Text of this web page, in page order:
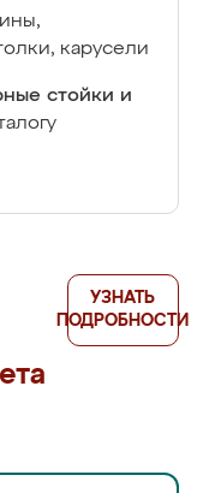
карусели
стойки и
УЗНАТЬ
ПОДРОБНОСТИ